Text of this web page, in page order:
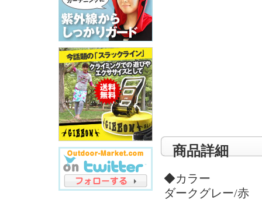
商品詳細
◆カラー
ダークグレー/赤